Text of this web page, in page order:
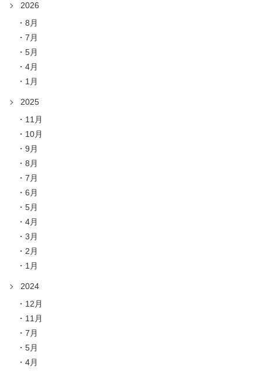
2026
8月
7月
5月
4月
1月
2025
11月
10月
9月
8月
7月
6月
5月
4月
3月
2月
1月
2024
12月
11月
7月
5月
4月